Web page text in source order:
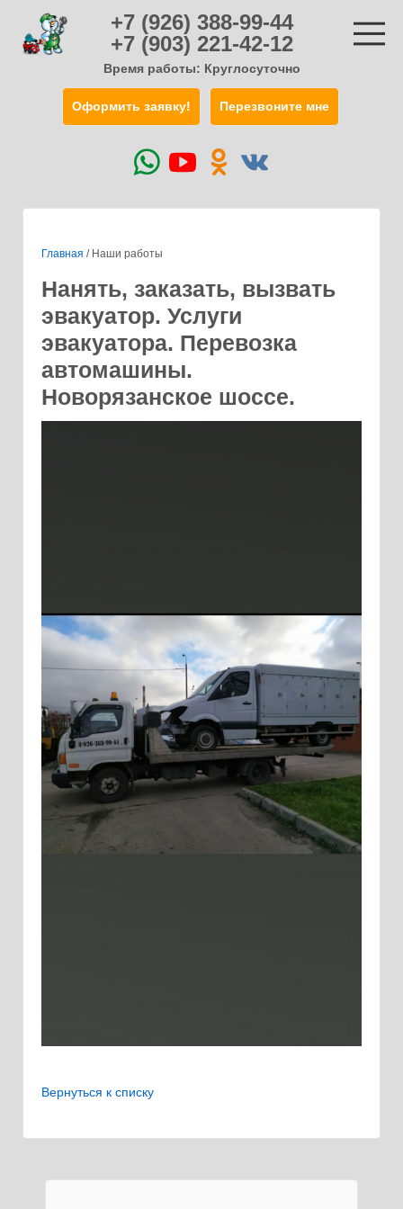
+7 (926) 388-99-44
+7 (903) 221-42-12
Время работы: Круглосуточно
Оформить заявку! Перезвоните мне
Главная / Наши работы
Нанять, заказать, вызвать
эвакуатор. Услуги
эвакуатора. Перевозка
автомашины.
Новорязанское шоссе.
Вернуться к списку